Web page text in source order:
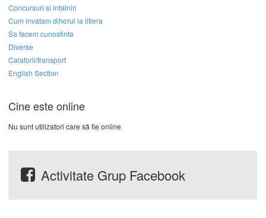
Concursuri si intalniri
Cum invatam dihorul la litiera
Sa facem cunostinta
Diverse
Calatorii/transport
English Section
Cine este online
Nu sunt utilizatori care să fie online
Activitate Grup Facebook